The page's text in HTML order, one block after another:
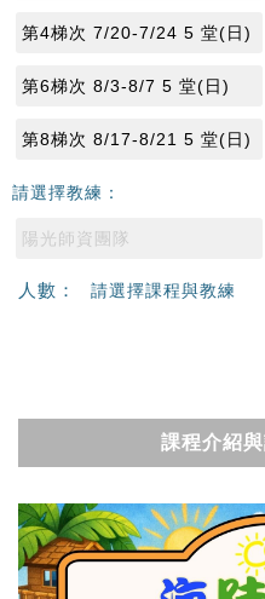
第4梯次 7/20-7/24 5 堂(日)
第6梯次 8/3-8/7 5 堂(日)
第8梯次 8/17-8/21 5 堂(日)
請選擇教練：
陽光師資團隊
人數： 請選擇課程與教練
課程介紹